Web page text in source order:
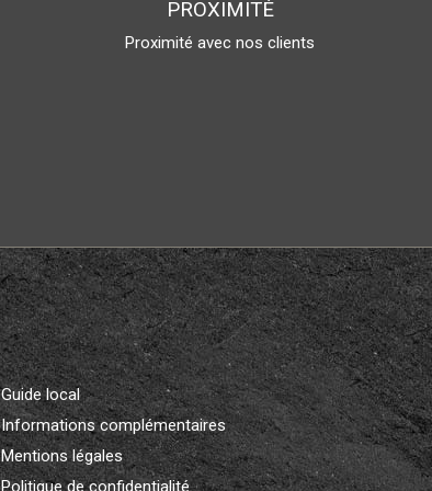
PROXIMITÉ
Proximité avec nos clients
Guide local
Informations complémentaires
Mentions légales
Politique de confidentialité